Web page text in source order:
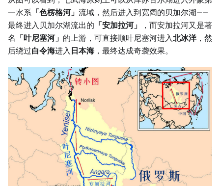
一水系 「色楞格河」 流域，然后进入到宽阔的贝加尔湖——
最终进入贝加尔湖流出的 「安加拉河」
，而安加拉河又是著
名 「叶尼塞河」 的上游，可直接顺叶尼塞河进入北冰洋，然
后绕过白令海进入 日本海 ，最终达成奇袭效果。